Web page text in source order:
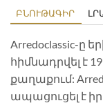
ԲՆՈՒԹԱԳԻՐ
Arredoclassic-ը
հիմնադրվել է
քաղաքում:
ապացուցել է